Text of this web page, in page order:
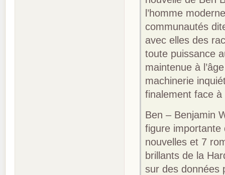
l’homme
communautés
avec elles des
toute puissance
maintenue à
machinerie
finalement face
Ben – Benjamin
figure importante
nouvelles et 7
brillants de la
sur des données